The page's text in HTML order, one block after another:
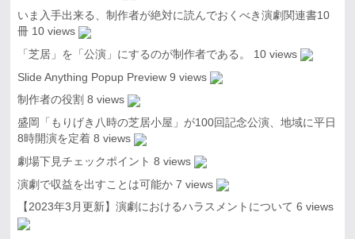
いま入手出来る、制作者が絶対に読んでおくべき演劇関連書10
冊 10 views
「芝居」を「公演」にするのが制作者である。
10 views
Slide Anything Popup Preview 9 views
制作者の役割 8 views
盛岡「もりげき八時の芝居小屋」が100回記念公演、地域に平日
8時開演を定着 8 views
劇場下見チェックポイント 8 views
演劇で収益を出すことは可能か 7 views
【2023年3月更新】演劇におけるハラスメントについて 6 views